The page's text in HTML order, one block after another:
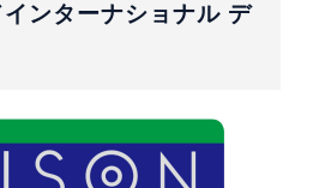
インターナショナル デ